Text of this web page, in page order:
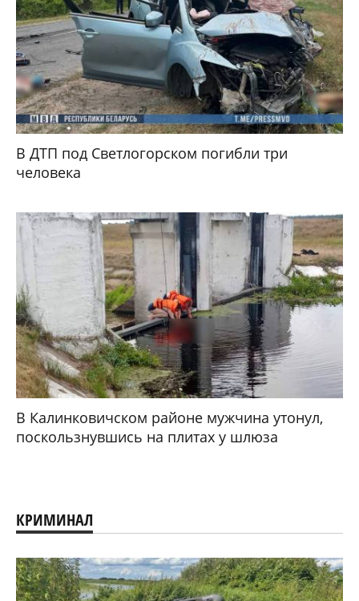
В ДТП под Светлогорском погибли три
человека
В Калинковичском районе мужчина утонул,
поскользнувшись на плитах у шлюза
КРИМИНАЛ